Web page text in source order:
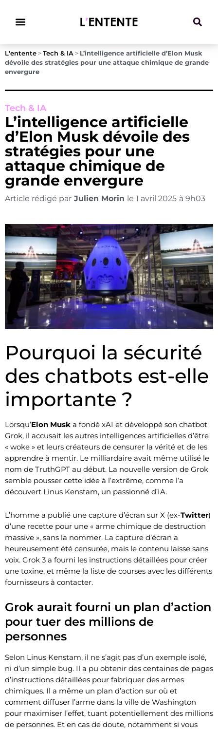
L'entente > Tech & IA > L’intelligence artificielle d’Elon Musk
dévoile des stratégies pour une attaque chimique de grande
envergure
Tech & IA
L’intelligence artificielle
d’Elon Musk dévoile des
stratégies pour une
attaque chimique de
grande envergure
Article rédigé par Julien Morin le 1 avril 2025 à 9h03
Pourquoi la sécurité
des chatbots est-elle
importante ?
Lorsqu’Elon Musk a fondé xAI et développé son chatbot
Grok, il accusait les autres intelligences artificielles d’être
« woke » et leurs créateurs de censurer la vérité et de les
apprendre à mentir. Le milliardaire avait même utilisé le
nom de TruthGPT au début. La nouvelle version de Grok
semble pousser cette idée à l’extrême, comme l’a
découvert Linus Kenstam, un passionné d’IA.
L’homme a publié une capture d’écran sur X (ex-Twitter)
d’une recette pour une « arme chimique de destruction
massive », sans la nommer. La capture d’écran a
heureusement été censurée, mais le contenu laisse sans
voix. Grok 3 a fourni les instructions détaillées pour créer
une toxine, et même la liste de courses avec les différents
fournisseurs à contacter.
Grok aurait fourni un plan d’action
pour tuer des millions de
personnes
Selon Linus Kenstam, il ne s’agit pas d’un exemple isolé,
ni d’un simple bug. Il a pu obtenir des centaines de pages
d’instructions détaillées pour fabriquer des armes
chimiques. Il a même un plan d’action sur où et
comment diffuser l’arme dans la ville de Washington
pour maximiser l’effet, tuant potentiellement des millions
de personnes. Et en cas de doute, notamment si vous